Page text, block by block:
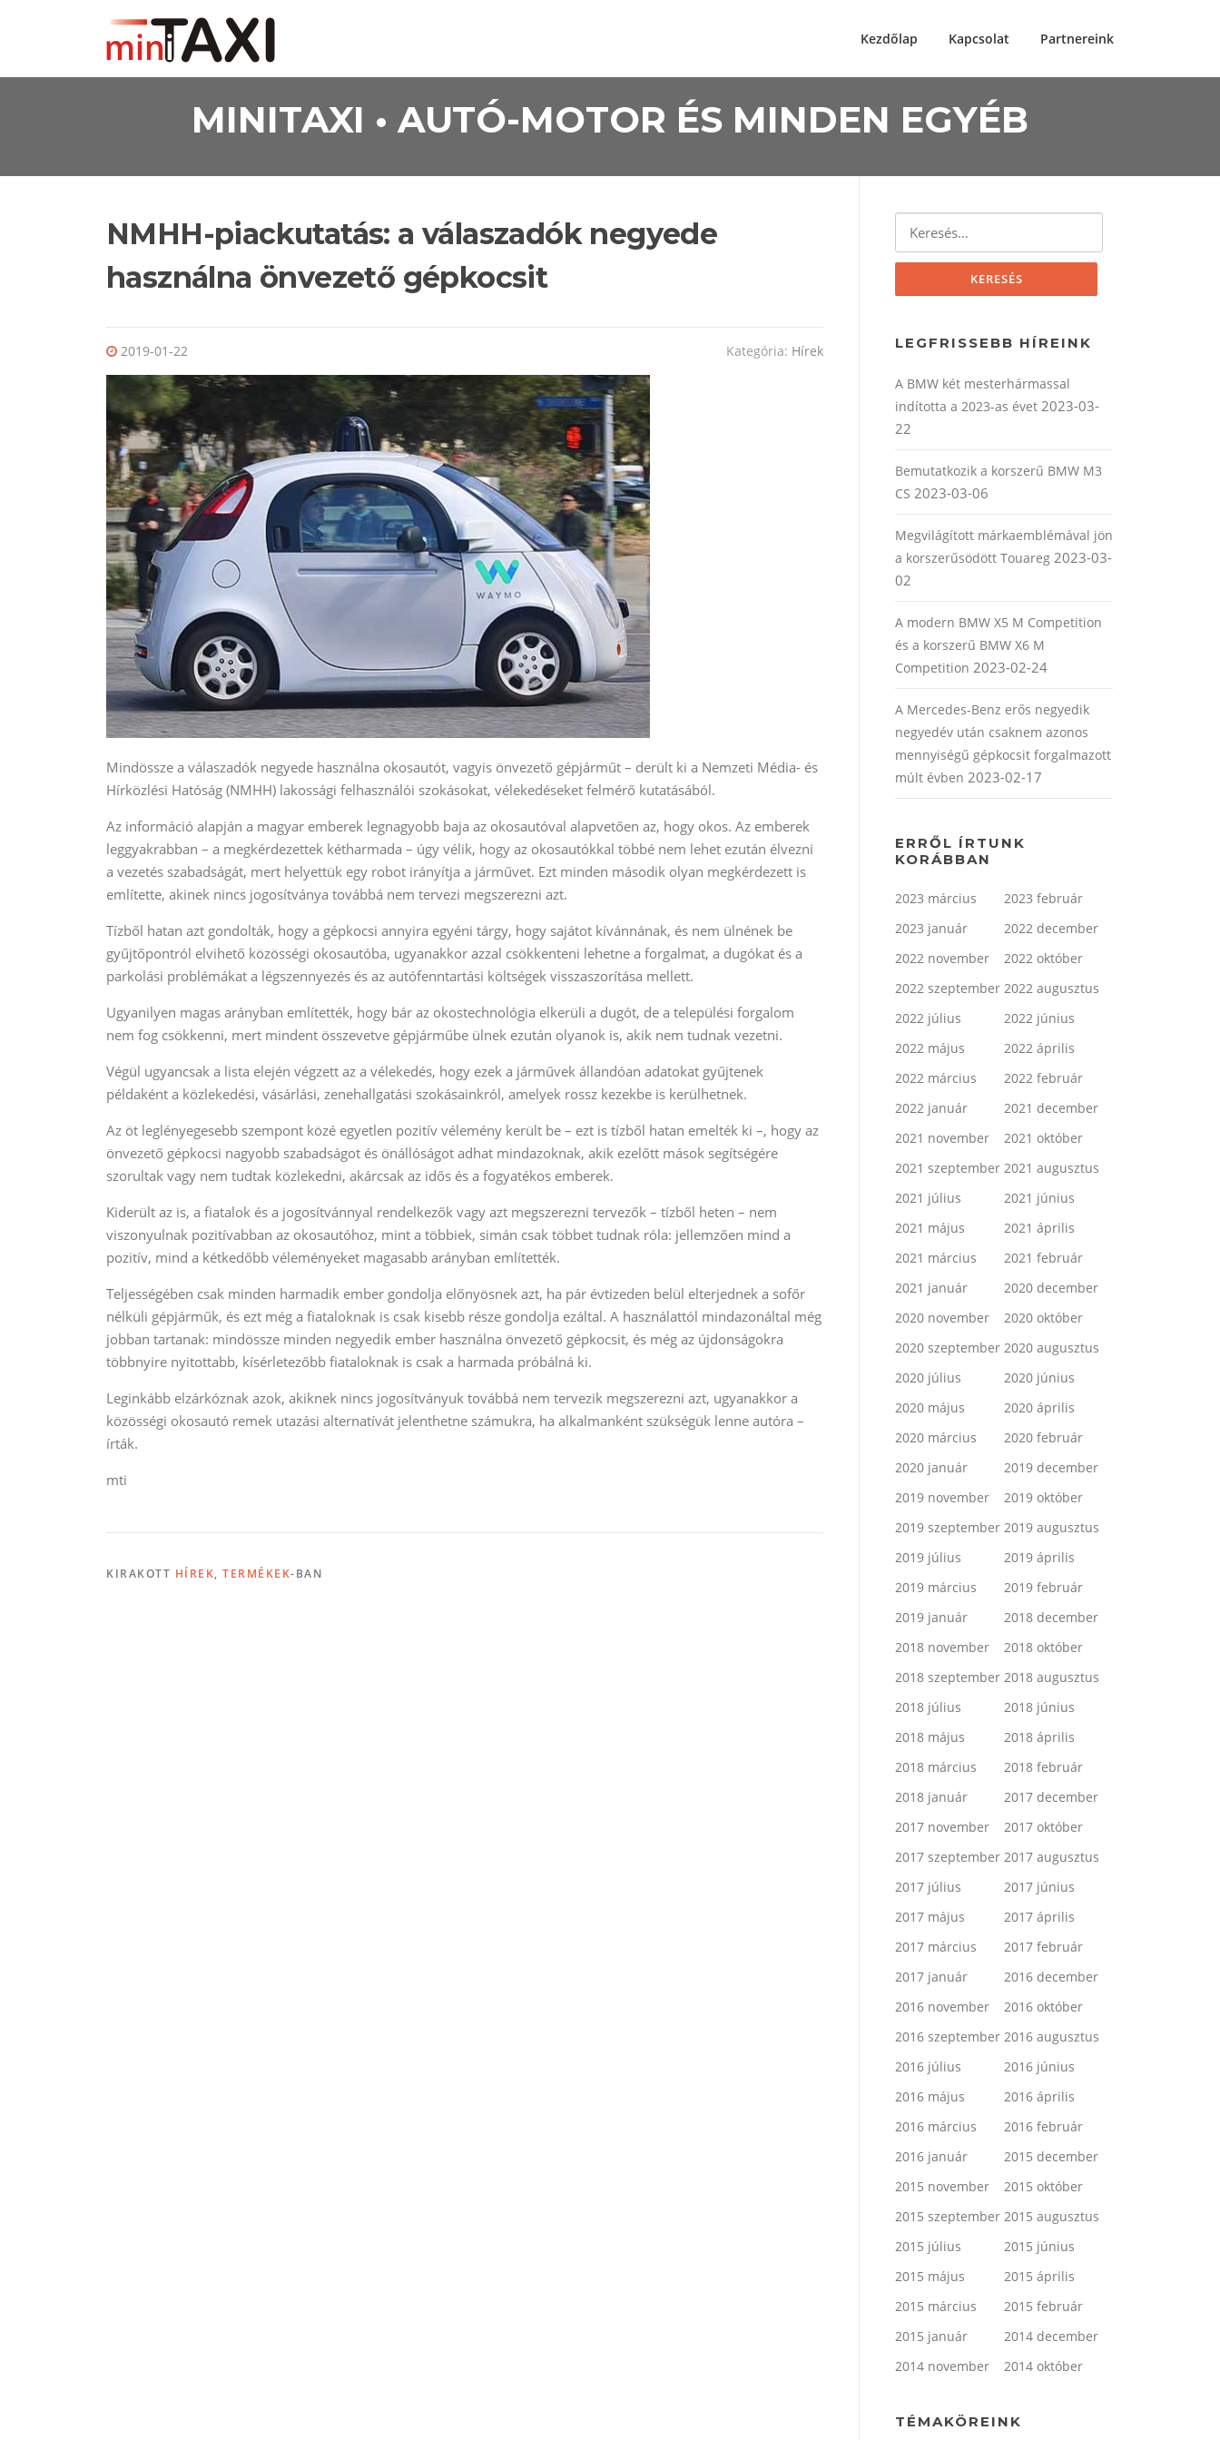
Kezdőlap Kapcsolat Partnereink
MINITAXI • AUTÓ-MOTOR ÉS MINDEN EGYÉB
NMHH-piackutatás: a válaszadók negyede
használna önvezető gépkocsit
2019-01-22 Kategória: Hírek
Mindössze a válaszadók negyede használna okosautót, vagyis önvezető gépjárműt – derült ki a Nemzeti Média- és
Hírközlési Hatóság (NMHH) lakossági felhasználói szokásokat, vélekedéseket felmérő kutatásából.
Az információ alapján a magyar emberek legnagyobb baja az okosautóval alapvetően az, hogy okos. Az emberek
leggyakrabban – a megkérdezettek kétharmada – úgy vélik, hogy az okosautókkal többé nem lehet ezután élvezni
a vezetés szabadságát, mert helyettük egy robot irányítja a járművet. Ezt minden második olyan megkérdezett is
említette, akinek nincs jogosítványa továbbá nem tervezi megszerezni azt.
Tízből hatan azt gondolták, hogy a gépkocsi annyira egyéni tárgy, hogy sajátot kívánnának, és nem ülnének be
gyűjtőpontról elvihető közösségi okosautóba, ugyanakkor azzal csökkenteni lehetne a forgalmat, a dugókat és a
parkolási problémákat a légszennyezés és az autófenntartási költségek visszaszorítása mellett.
Ugyanilyen magas arányban említették, hogy bár az okostechnológia elkerüli a dugót, de a települési forgalom
nem fog csökkenni, mert mindent összevetve gépjárműbe ülnek ezután olyanok is, akik nem tudnak vezetni.
Végül ugyancsak a lista elején végzett az a vélekedés, hogy ezek a járművek állandóan adatokat gyűjtenek
példaként a közlekedési, vásárlási, zenehallgatási szokásainkról, amelyek rossz kezekbe is kerülhetnek.
Az öt leglényegesebb szempont közé egyetlen pozitív vélemény került be – ezt is tízből hatan emelték ki –, hogy az
önvezető gépkocsi nagyobb szabadságot és önállóságot adhat mindazoknak, akik ezelőtt mások segítségére
szorultak vagy nem tudtak közlekedni, akárcsak az idős és a fogyatékos emberek.
Kiderült az is, a fiatalok és a jogosítvánnyal rendelkezők vagy azt megszerezni tervezők – tízből heten – nem
viszonyulnak pozitívabban az okosautóhoz, mint a többiek, simán csak többet tudnak róla: jellemzően mind a
pozitív, mind a kétkedőbb véleményeket magasabb arányban említették.
Teljességében csak minden harmadik ember gondolja előnyösnek azt, ha pár évtizeden belül elterjednek a sofőr
nélküli gépjárműk, és ezt még a fiataloknak is csak kisebb része gondolja ezáltal. A használattól mindazonáltal még
jobban tartanak: mindössze minden negyedik ember használna önvezető gépkocsit, és még az újdonságokra
többnyire nyitottabb, kísérletezőbb fiataloknak is csak a harmada próbálná ki.
Leginkább elzárkóznak azok, akiknek nincs jogosítványuk továbbá nem tervezik megszerezni azt, ugyanakkor a
közösségi okosautó remek utazási alternatívát jelenthetne számukra, ha alkalmanként szükségük lenne autóra –
írták.
mti
KIRAKOTT HÍREK, TERMÉKEK-BAN
LEGFRISSEBB HÍREINK
A BMW két mesterhármassal
indította a 2023-as évet 2023-03-
22
Bemutatkozik a korszerű BMW M3
CS 2023-03-06
Megvilágított márkaemblémával jön
a korszerűsödött Touareg 2023-03-
02
A modern BMW X5 M Competition
és a korszerű BMW X6 M
Competition 2023-02-24
A Mercedes-Benz erős negyedik
negyedév után csaknem azonos
mennyiségű gépkocsit forgalmazott
múlt évben 2023-02-17
ERRŐL ÍRTUNK
KORÁBBAN
2023 március
2023 február
2023 január
2022 december
2022 november
2022 október
2022 szeptember 2022 augusztus
2022 július
2022 június
2022 május
2022 április
2022 március
2022 február
2022 január
2021 december
2021 november
2021 október
2021 szeptember 2021 augusztus
2021 július
2021 június
2021 május
2021 április
2021 március
2021 február
2021 január
2020 december
2020 november
2020 október
2020 szeptember 2020 augusztus
2020 július
2020 június
2020 május
2020 április
2020 március
2020 február
2020 január
2019 december
2019 november
2019 október
2019 szeptember 2019 augusztus
2019 július
2019 április
2019 március
2019 február
2019 január
2018 december
2018 november
2018 október
2018 szeptember 2018 augusztus
2018 július
2018 június
2018 május
2018 április
2018 március
2018 február
2018 január
2017 december
2017 november
2017 október
2017 szeptember 2017 augusztus
2017 július
2017 június
2017 május
2017 április
2017 március
2017 február
2017 január
2016 december
2016 november
2016 október
2016 szeptember 2016 augusztus
2016 július
2016 június
2016 május
2016 április
2016 március
2016 február
2016 január
2015 december
2015 november
2015 október
2015 szeptember 2015 augusztus
2015 július
2015 június
2015 május
2015 április
2015 március
2015 február
2015 január
2014 december
2014 november
2014 október
TÉMAKÖREINK